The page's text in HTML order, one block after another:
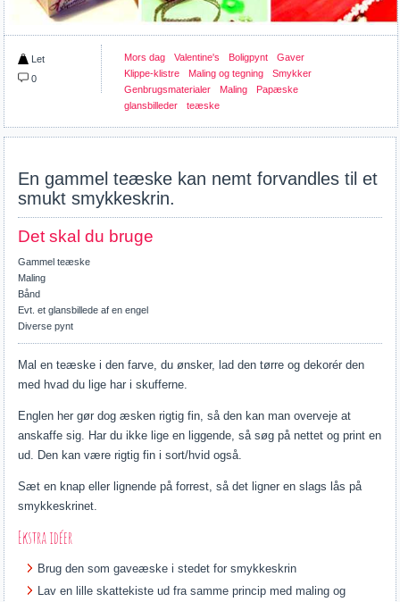
Let
0
Mors dag Valentine's Boligpynt
Gaver
Klippe-klistre
Maling og tegning
Smykker
Genbrugsmaterialer
Maling
Papæske
glansbilleder
teæske
En gammel teæske kan nemt forvandles til et
smukt smykkeskrin.
Det skal du bruge
Gammel teæske
Maling
Bånd
Evt. et glansbillede af en engel
Diverse pynt
Mal en teæske i den farve, du ønsker, lad den tørre og dekorér den
med hvad du lige har i skufferne.
Englen her gør dog æsken rigtig fin, så den kan man overveje at
anskaffe sig. Har du ikke lige en liggende, så søg på nettet og print en
ud. Den kan være rigtig fin i sort/hvid også.
Sæt en knap eller lignende på forrest, så det ligner en slags lås på
smykkeskrinet.
Ekstra idéer
Brug den som gaveæske i stedet for smykkeskrin
Lav en lille skattekiste ud fra samme princip med maling og